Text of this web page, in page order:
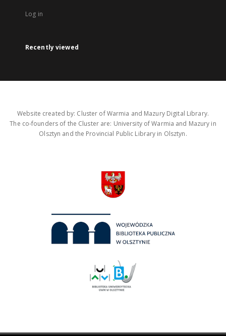
Log in
Recently viewed
Website created by: Cluster of Warmia and Mazury Digital Library.
The co-founders of the Cluster are: University of Warmia and Mazury in
Olsztyn and the Provincial Public Library in Olsztyn.